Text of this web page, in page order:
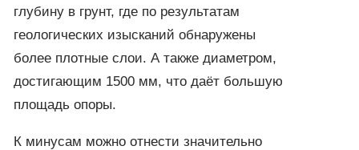
глубину в грунт, где по результатам
геологических изысканий обнаружены
более плотные слои. А также диаметром,
достигающим 1500 мм, что даёт большую
площадь опоры.
К минусам можно отнести значительно